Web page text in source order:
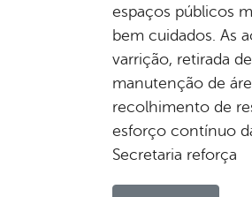
espaços públicos
bem cuidados. As
varrição, retirada
manutenção de
recolhimento de
esforço contínuo
Secretaria reforça